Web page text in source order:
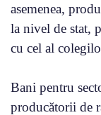
asemenea,
la nivel de stat,
cu cel al
Bani pentru
producătorii de